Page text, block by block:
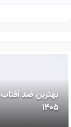
بهترین ضد
۱۴۰۵